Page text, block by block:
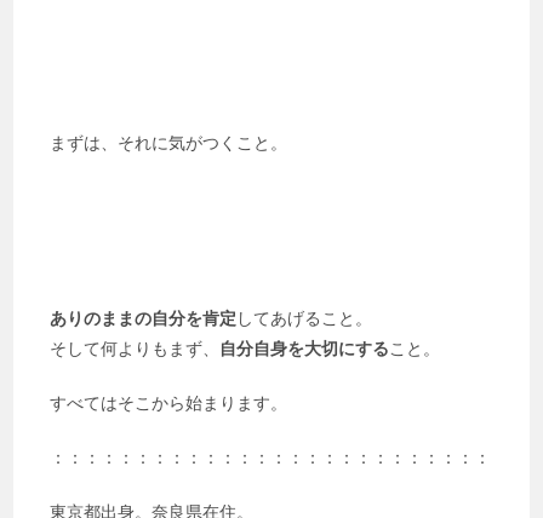
まずは、それに気がつくこと。
ありのままの自分を肯定 してあげること。
そして何よりもまず、 自分自身を大切にすること。
すべてはそこから始まります。
：：：：：：：：：：：：：：：：：：：：：：：：：：
東京都出身。奈良県在住。